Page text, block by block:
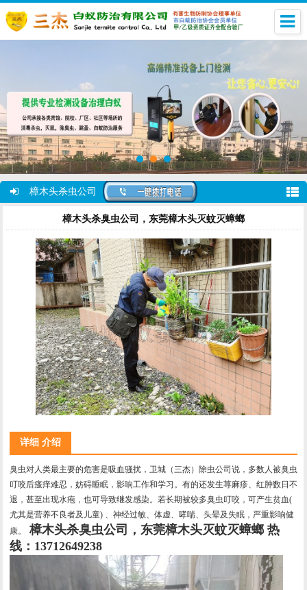
樟木头杀虫公司
樟木头杀臭虫公司，东莞樟木头灭蚊灭蟑螂
详细 介绍
臭虫对人类最主要的危害是吸血骚扰，卫城（三杰）除虫公司说，多数人被臭虫
叮咬后瘙痒难忍，妨碍睡眠，影响工作和学习。有的还发生荨麻疹、红肿数日不
退，甚至出现水疱，也可导致继发感染。若长期被较多臭虫叮咬，可产生贫血(
尤其是营养不良者及儿童) 、神经过敏、体虚、哮喘、头晕及失眠，严重影响健
康。
樟木头杀臭虫公司，东莞樟木头灭蚊灭蟑螂 热
线：13712649238